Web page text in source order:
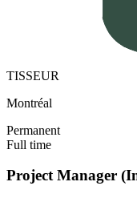
TISSEUR
Montréal
Permanent
Full time
Project Manager